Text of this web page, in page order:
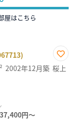
屋はこちら
お気
に入
2002年12月築 桜上
円～